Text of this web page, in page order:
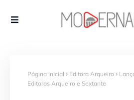
Página inicial Editora Arqueiro
Editoras Arqueiro e Sextante